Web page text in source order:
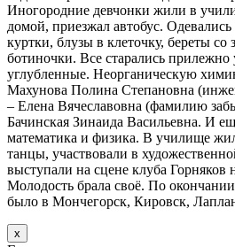
Иногородние девчонки жили в
домой, приезжал автобус.
куртки, блузы в клеточку, береты со
ботиночки. Все старались прилежно
углубленные. Неорганическую
Махунова Полина Степановна
– Елена Вячеславовна (фамилию
Бачинская Зинаида Васильевна. И
математика и физика. В училище
танцы, участвовали в
выступали на сцене клуба Горняков
Молодость брала своё. По
было в Мончегорск, Кировск,
х